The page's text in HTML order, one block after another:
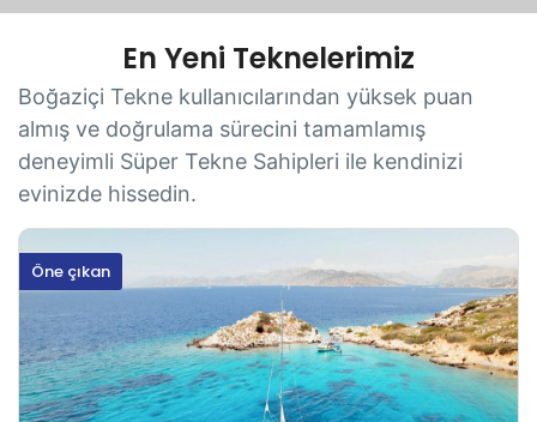
En Yeni Teknelerimiz
Boğaziçi Tekne kullanıcılarından yüksek puan
almış ve doğrulama sürecini tamamlamış
deneyimli Süper Tekne Sahipleri ile kendinizi
evinizde hissedin.
Öne çıkan